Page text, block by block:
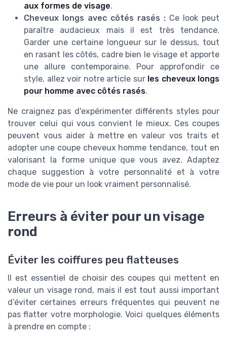
aux formes de visage.
Cheveux longs avec côtés rasés : Ce look peut
paraître audacieux mais il est très tendance.
Garder une certaine longueur sur le dessus, tout
en rasant les côtés, cadre bien le visage et apporte
une allure contemporaine. Pour approfondir ce
style, allez voir notre article sur les cheveux longs
pour homme avec côtés rasés.
Ne craignez pas d'expérimenter différents styles pour
trouver celui qui vous convient le mieux. Ces coupes
peuvent vous aider à mettre en valeur vos traits et
adopter une coupe cheveux homme tendance, tout en
valorisant la forme unique que vous avez. Adaptez
chaque suggestion à votre personnalité et à votre
mode de vie pour un look vraiment personnalisé.
Erreurs à éviter pour un visage
rond
Éviter les coiffures peu flatteuses
Il est essentiel de choisir des coupes qui mettent en
valeur un visage rond, mais il est tout aussi important
d’éviter certaines erreurs fréquentes qui peuvent ne
pas flatter votre morphologie. Voici quelques éléments
à prendre en compte :